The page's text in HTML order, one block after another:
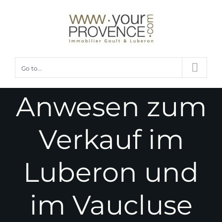
Go to...
Anwesen zum
Verkauf im
Luberon und
im Vaucluse